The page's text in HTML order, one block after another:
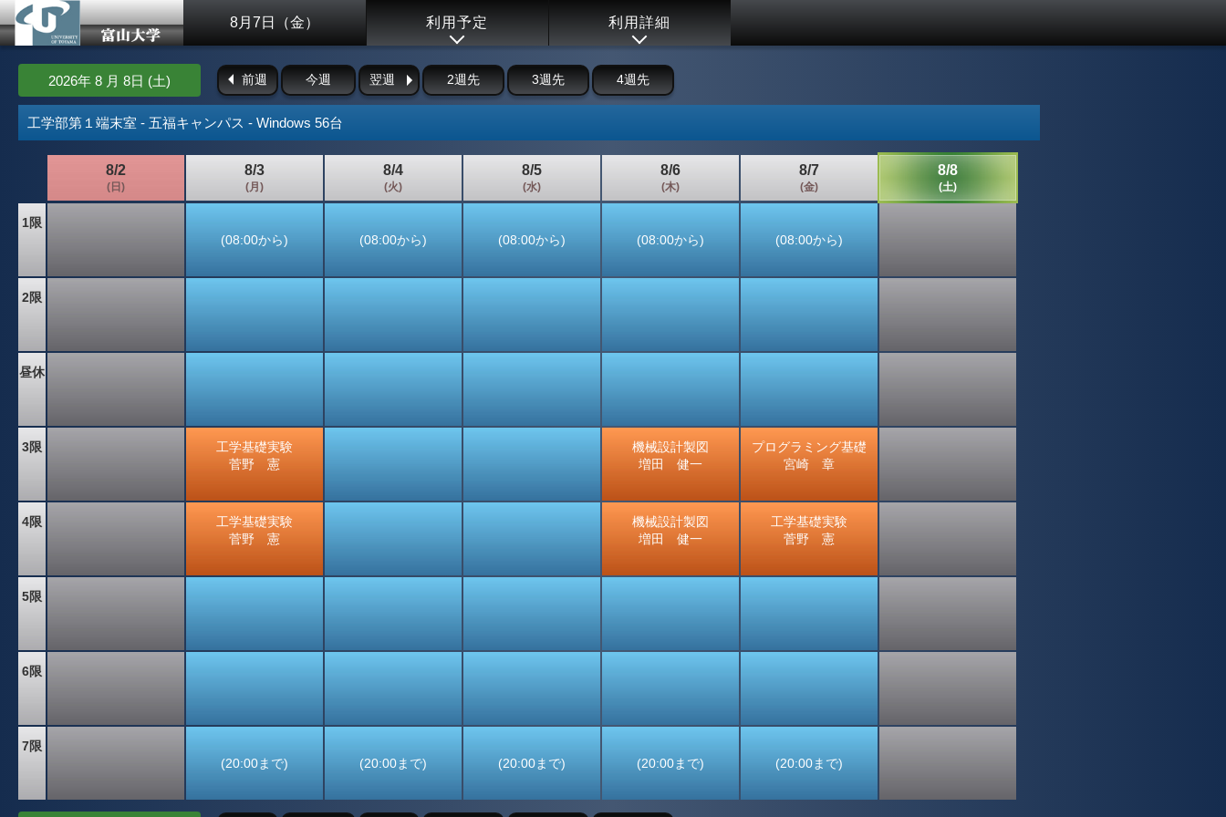
8月7日（金） 利用予定 利用詳細
2026年 8 月 8日 (土) 前週 今週 翌週 2週先 3週先 4週先
工学部第１端末室 - 五福キャンパス - Windows 56台
8/2
(日)
8/3
(月)
8/4
(火)
8/5
(水)
8/6
(木)
8/7
(金)
8/8
(土)
1限
2限
昼休
3限
4限
5限
6限
7限
(08:00から)
工学基礎実験
菅野 憲
工学基礎実験
菅野 憲
(20:00まで)
(08:00から)
(20:00まで)
(08:00から)
(20:00まで)
(08:00から)
機械設計製図
増田 健一
機械設計製図
増田 健一
(20:00まで)
(08:00から)
プログラミング基礎
宮崎 章
工学基礎実験
菅野 憲
(20:00まで)